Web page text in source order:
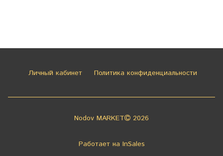
Личный кабинет Политика конфиденциальности
Nodov MARKET 2026
Работает на InSales